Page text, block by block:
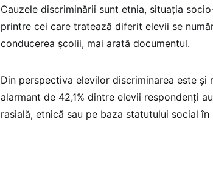
Cauzele discriminării sunt etnia, situația
printre cei care tratează diferit elevii se
conducerea școlii, mai arată documentul.
Din perspectiva elevilor discriminarea este și
alarmant de 42,1% dintre elevii respondenți
rasială, etnică sau pe baza statutului social